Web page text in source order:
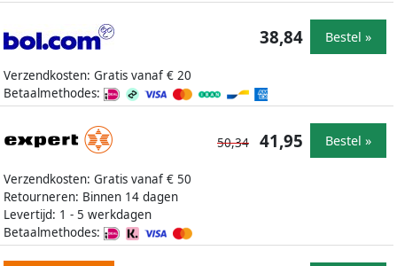
Verzendkosten: Gratis vanaf € 20
Betaalmethodes:
38,84 Bestel »
Verzendkosten: Gratis vanaf € 50
Retourneren: Binnen 14 dagen
Levertijd: 1 - 5 werkdagen
Betaalmethodes:
50,34 41,95 Bestel »